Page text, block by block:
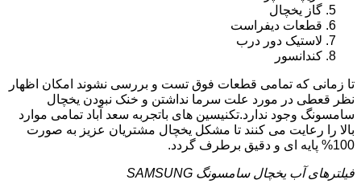
گاز یخچال
قطعات دیفراست
لاستیک دور درب
کندانسور
تا زمانی که تمامی قطعات فوق تست و بررسی نشوند امکان اظهار
نظر قعطی در مورد علت سرما نداشتن و خنک نبودن یخچال
سامسونگ وجود ندارد.تکنیسین های باتجربه سعد آباد تمامی موارد
بالا را رعایت می کنند تا مشکل یخچال مشتریان عزیز به صورت
100% پایه ای و دقیق برطرف گردد.
فیلترهای آب یخچال سامسونگ SAMSUNG